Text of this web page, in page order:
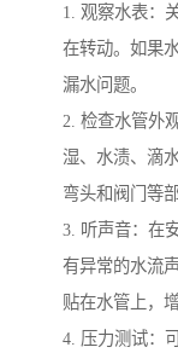
1. 观察水表：
在转动。如果
漏水问题。
2. 检查水管外
湿、水渍、滴
弯头和阀门等部
3. 听声音：在
有异常的水流
贴在水管上，
4. 压力测试：